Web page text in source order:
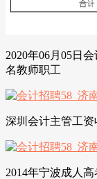
2020年06月05日
名教师职工
深圳会计主管工
2014年宁波成人